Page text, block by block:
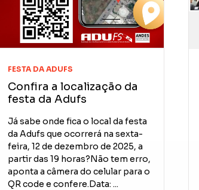
FESTA DA ADUFS
Confira a localização da
festa da Adufs
Já sabe onde fica o local da festa
da Adufs que ocorrerá na sexta-
feira, 12 de dezembro de 2025, a
partir das 19 horas?Não tem erro,
aponta a câmera do celular para o
QR code e confere.Data: ...